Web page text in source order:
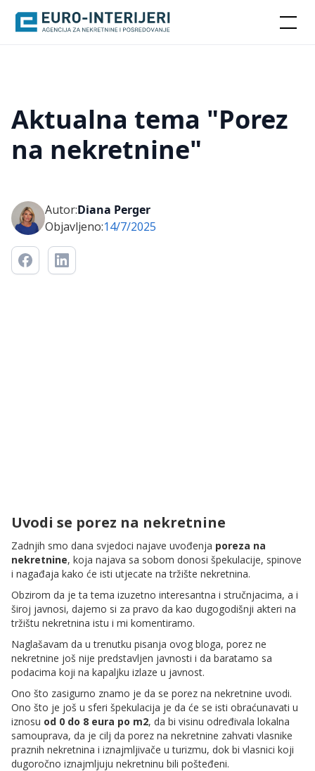
Aktualna tema "Porez
na nekretnine"
Autor:Diana Perger
Objavljeno:14/7/2025
Uvodi se porez na nekretnine
Zadnjih smo dana svjedoci najave uvođenja poreza na
nekretnine, koja najava sa sobom donosi špekulacije, spinove
i nagađaja kako će isti utjecate na tržište nekretnina.
Obzirom da je ta tema izuzetno interesantna i stručnjacima, a i
široj javnosi, dajemo si za pravo da kao dugogodišnji akteri na
tržištu nekretnina istu i mi komentiramo.
Naglašavam da u trenutku pisanja ovog bloga, porez ne
nekretnine još nije predstavljen javnosti i da baratamo sa
podacima koji na kapaljku izlaze u javnost.
Ono što zasigurno znamo je da se porez na nekretnine uvodi.
Ono što je još u sferi špekulacija je da će se isti obraćunavati u
iznosu od 0 do 8 eura po m2, da bi visinu određivala lokalna
samouprava, da je cilj da porez na nekretnine zahvati vlasnike
praznih nekretnina i iznajmljivače u turizmu, dok bi vlasnici koji
dugoročno iznajmljuju nekretninu bili pošteđeni.